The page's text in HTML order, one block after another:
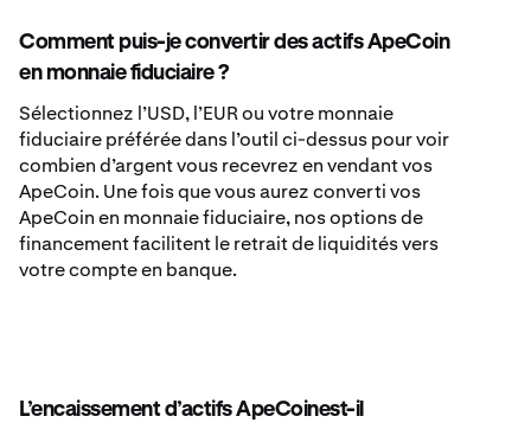
Comment puis-je convertir des actifs ApeCoin
en monnaie fiduciaire ?
Sélectionnez l’USD, l’EUR ou votre monnaie
fiduciaire préférée dans l’outil ci-dessus pour voir
combien d’argent vous recevrez en vendant vos
ApeCoin. Une fois que vous aurez converti vos
ApeCoin en monnaie fiduciaire, nos options de
financement facilitent le retrait de liquidités vers
votre compte en banque.
L’encaissement d’actifs ApeCoinest-il